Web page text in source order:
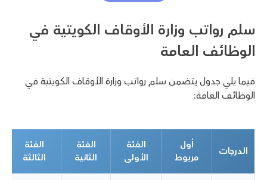
سلم رواتب وزارة الأوقاف الكويتية في
الوظائف العامة
فيما يلي جدول يتضمن سلم رواتب وزارة الأوقاف الكويتية في
الوظائف العامة:
الدرجات
أول
مربوط
الفئة
الأولى
الفئة
الثانية
الفئة
الثالثة